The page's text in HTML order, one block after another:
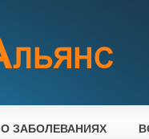
О ЗАБОЛЕВАНИЯХ